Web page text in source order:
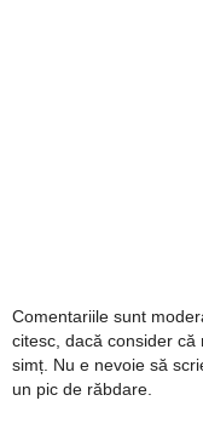
Comentariile sunt
citesc, dacă consider
simț. Nu e nevoie să
un pic de răbdare.